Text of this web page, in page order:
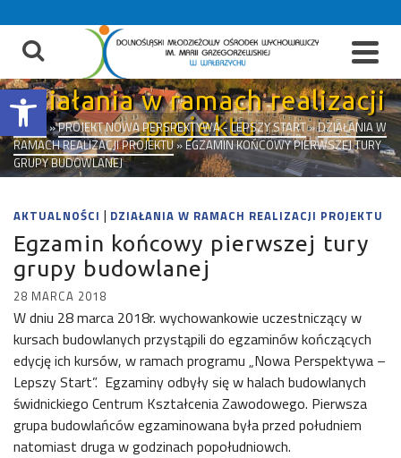
Otwórz pasek narzędzi
treści
Działania w ramach realizacji
projektu
START »PROJEKT NOWA PERSPEKTYWA - LEPSZY START»DZIAŁANIA W
RAMACH REALIZACJI PROJEKTU»EGZAMIN KOŃCOWY PIERWSZEJ TURY
GRUPY BUDOWLANEJ
AKTUALNOŚCI | DZIAŁANIA W RAMACH REALIZACJI PROJEKTU
Egzamin końcowy pierwszej tury
grupy budowlanej
28 MARCA 2018
W dniu 28 marca 2018r. wychowankowie uczestniczący w
kursach budowlanych przystąpili do egzaminów kończących
edycję ich kursów, w ramach programu „Nowa Perspektywa –
Lepszy Start”. Egzaminy odbyły się w halach budowlanych
świdnickiego Centrum Kształcenia Zawodowego. Pierwsza
grupa budowlańców egzaminowana była przed południem
natomiast druga w godzinach popołudniowch.